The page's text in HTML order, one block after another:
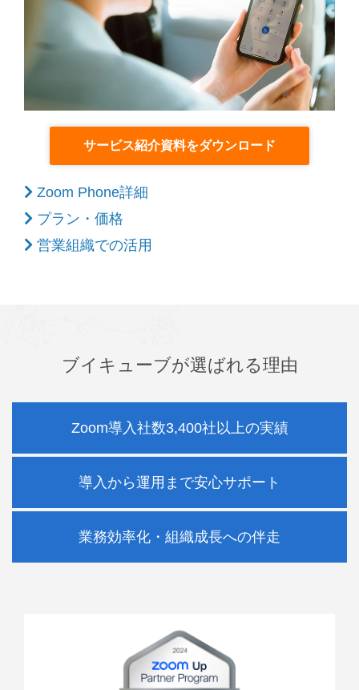
サービス紹介資料をダウンロード
Zoom Phone詳細
プラン・価格
営業組織での活用
ブイキューブが選ばれる理由
Zoom導入社数3,400社以上の実績
導入から運用まで安心サポート
業務効率化・組織成長への伴走